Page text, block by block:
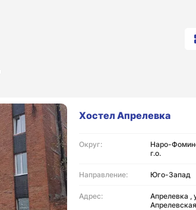
Хостел Апрелевка
Округ:
Наро-
г.о.
Направление: Юго-Запад
Адрес:
Апрелевка ,